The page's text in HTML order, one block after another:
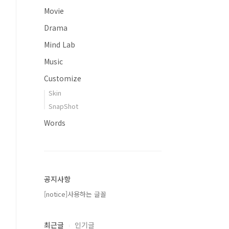
Movie
Drama
Mind Lab
Music
Customize
Skin
SnapShot
Words
공지사항
[notice]사용하는 글꼴
최근글 인기글